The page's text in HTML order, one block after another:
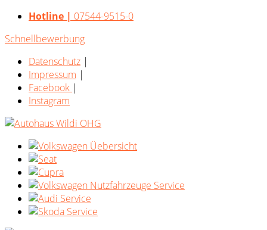
Hotline | 07544-9515-0
Schnellbewerbung
Datenschutz |
Impressum |
Facebook |
Instagram